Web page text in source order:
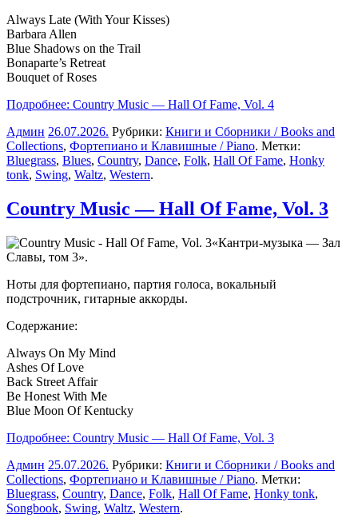
Always Late (With Your Kisses)
Barbara Allen
Blue Shadows on the Trail
Bonaparte’s Retreat
Bouquet of Roses
Подробнее: Country Music — Hall Of Fame, Vol. 4
Админ 26.07.2026. Рубрики: Книги и Сборники / Books and
Collections, Фортепиано и Клавишные / Piano. Метки:
Bluegrass, Blues, Country, Dance, Folk, Hall Of Fame, Honky
tonk, Swing, Waltz, Western.
Country Music — Hall Of Fame, Vol. 3
«Кантри-музыка — Зал
Славы, том 3».
Ноты для фортепиано, партия голоса, вокальный
подстрочник, гитарные аккорды.
Содержание:
Always On My Mind
Ashes Of Love
Back Street Affair
Be Honest With Me
Blue Moon Of Kentucky
Подробнее: Country Music — Hall Of Fame, Vol. 3
Админ 25.07.2026. Рубрики: Книги и Сборники / Books and
Collections, Фортепиано и Клавишные / Piano. Метки:
Bluegrass, Country, Dance, Folk, Hall Of Fame, Honky tonk,
Songbook, Swing, Waltz, Western.